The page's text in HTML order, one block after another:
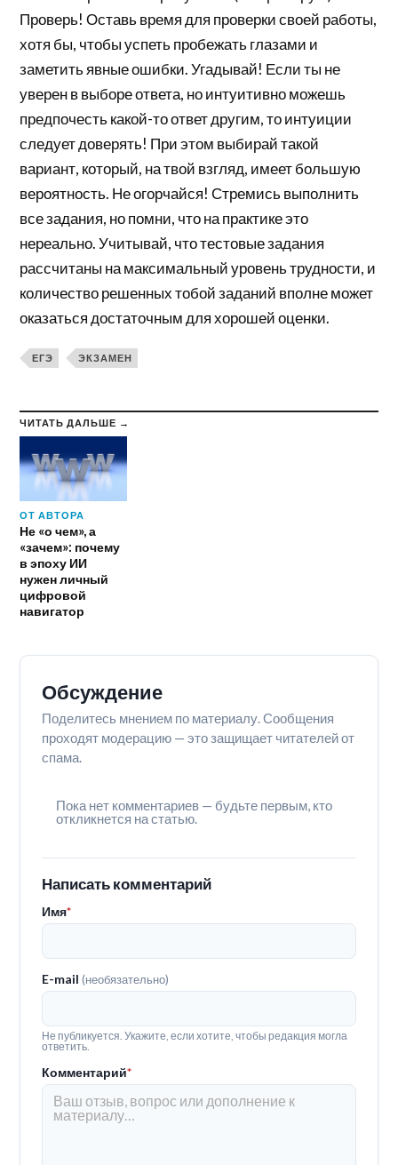
Проверь! Оставь время для проверки своей работы,
хотя бы, чтобы успеть пробежать глазами и
заметить явные ошибки. Угадывай! Если ты не
уверен в выборе ответа, но интуитивно можешь
предпочесть какой-то ответ другим, то интуиции
следует доверять! При этом выбирай такой
вариант, который, на твой взгляд, имеет большую
вероятность. Не огорчайся! Стремись выполнить
все задания, но помни, что на практике это
нереально. Учитывай, что тестовые задания
рассчитаны на максимальный уровень трудности, и
количество решенных тобой заданий вполне может
оказаться достаточным для хорошей оценки.
ЕГЭ ЭКЗАМЕН
ЧИТАТЬ ДАЛЬШЕ →
ОТ АВТОРА
Не «о чем», а
«зачем»: почему
в эпоху ИИ
нужен личный
цифровой
навигатор
Обсуждение
Поделитесь мнением по материалу. Сообщения
проходят модерацию — это защищает читателей от
спама.
Пока нет комментариев — будьте первым, кто
откликнется на статью.
Написать комментарий
Имя*
E-mail(необязательно)
Не публикуется. Укажите, если хотите, чтобы редакция могла
ответить.
Комментарий*